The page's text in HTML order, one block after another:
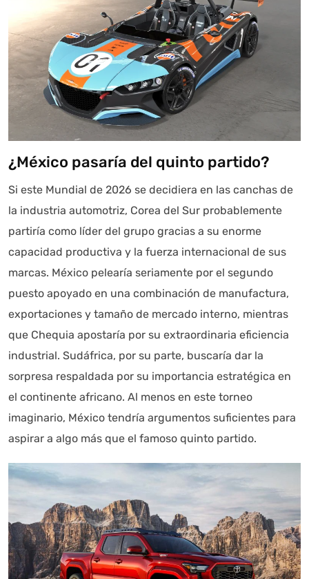
¿México pasaría del quinto partido?
Si este Mundial de 2026 se decidiera en las canchas de
la industria automotriz, Corea del Sur probablemente
partiría como líder del grupo gracias a su enorme
capacidad productiva y la fuerza internacional de sus
marcas. México pelearía seriamente por el segundo
puesto apoyado en una combinación de manufactura,
exportaciones y tamaño de mercado interno, mientras
que Chequia apostaría por su extraordinaria eficiencia
industrial. Sudáfrica, por su parte, buscaría dar la
sorpresa respaldada por su importancia estratégica en
el continente africano. Al menos en este torneo
imaginario, México tendría argumentos suficientes para
aspirar a algo más que el famoso quinto partido.